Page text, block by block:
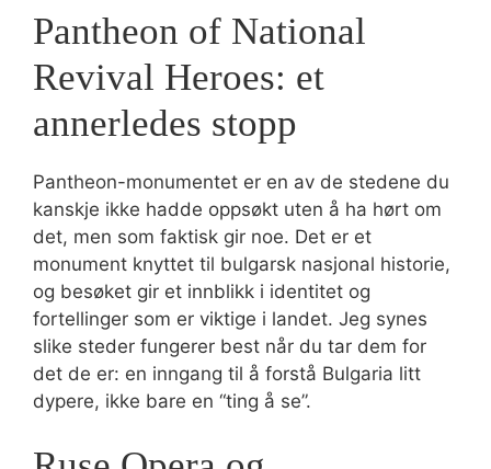
Pantheon of National
Revival Heroes: et
annerledes stopp
Pantheon-monumentet er en av de stedene du
kanskje ikke hadde oppsøkt uten å ha hørt om
det, men som faktisk gir noe. Det er et
monument knyttet til bulgarsk nasjonal historie,
og besøket gir et innblikk i identitet og
fortellinger som er viktige i landet. Jeg synes
slike steder fungerer best når du tar dem for
det de er: en inngang til å forstå Bulgaria litt
dypere, ikke bare en “ting å se”.